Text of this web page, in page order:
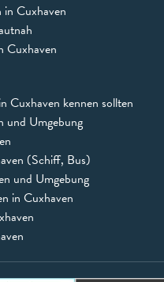
in Cuxhaven
Cuxhaven
Cuxhaven kennen sollten
und Umgebung
(Schiff, Bus)
und Umgebung
in Cuxhaven